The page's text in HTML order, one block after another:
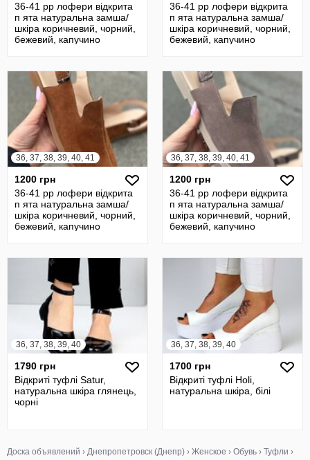
36-41 рр лофери відкрита
п ята натуральна замша/
шкіра коричневий, чорний,
бежевий, капучино
36-41 рр лофери відкрита
п ята натуральна замша/
шкіра коричневий, чорний,
бежевий, капучино
36, 37, 38, 39, 40, 41
1200 грн
36-41 рр лофери відкрита
п ята натуральна замша/
шкіра коричневий, чорний,
бежевий, капучино
36, 37, 38, 39, 40, 41
1200 грн
36-41 рр лофери відкрита
п ята натуральна замша/
шкіра коричневий, чорний,
бежевий, капучино
36, 37, 38, 39, 40
1790 грн
Відкриті туфлі Satur,
натуральна шкіра глянець,
чорні
36, 37, 38, 39, 40
1700 грн
Відкриті туфлі Holi,
натуральна шкіра, білі
Доска объявлений › Днепропетровск (Днепр) › Женское › Обувь › Туфли ›